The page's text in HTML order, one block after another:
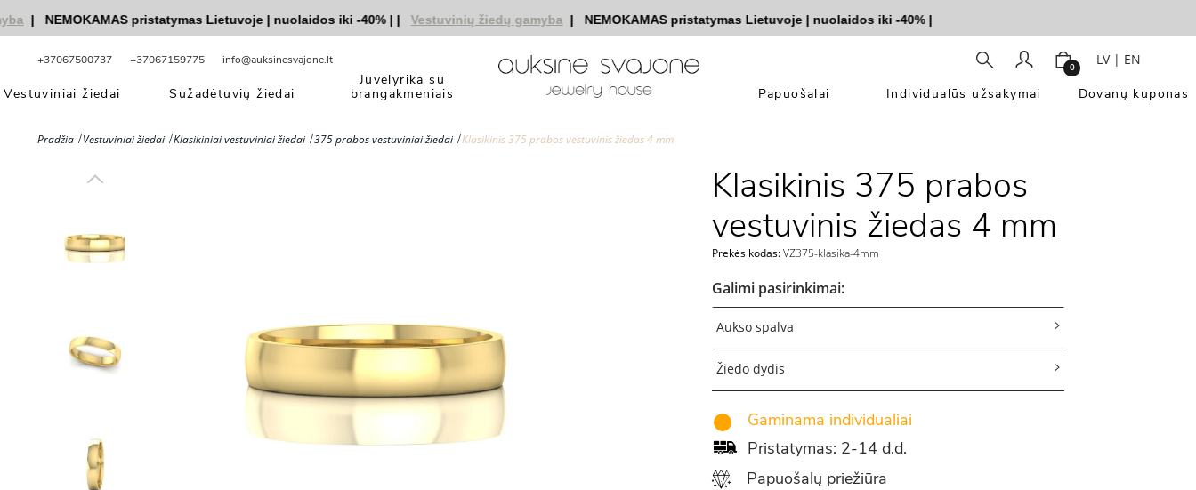
| NEMOKAMAS pristatymas Lietuvoje|nuolaidos iki -40%|| Vestuvinių žiedų gamyba | NEMOKAMAS pristatymas Lietuvoje|nuolaidos iki -40%|
+37067500737 +37067159775 info@auksinesvajone.lt 0 LV| EN
Vestuviniai žiedai Sužadėtuvių žiedai
Juvelyrika su
brangakmeniais
Papuošalai Individualūs užsakymai Dovanų kuponas
Pradžia Vestuviniai žiedai Klasikiniai vestuviniai žiedai 375 prabos vestuviniai žiedai Klasikinis 375 prabos vestuvinis žiedas 4 mm
Klasikinis 375 prabos
vestuvinis žiedas 4 mm
Prekės kodas:VZ375-klasika-4mm
Galimi pasirinkimai:
Aukso spalva
Žiedo dydis
Gaminama individualiai
Pristatymas: 2-14 d.d.
Papuošalų priežiūra